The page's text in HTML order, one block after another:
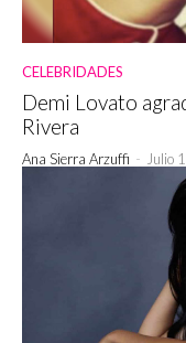
CELEBRIDADES
Demi Lovato
Rivera
Ana Sierra Arzuffi - Julio